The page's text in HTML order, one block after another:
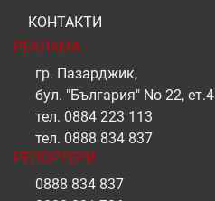
КОНТАКТИ
РЕКЛАМА
гр. Пазарджик,
бул. "България" No 22, ет.4
тел. 0884 223 113
тел. 0888 834 837
РЕПОРТЕРИ
0888 834 837